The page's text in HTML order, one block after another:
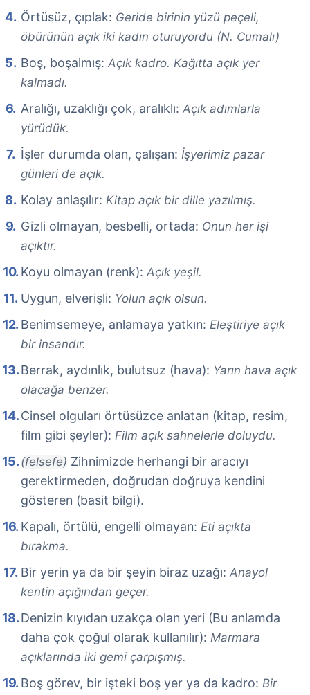
Örtüsüz, çıplak: Geride birinin yüzü peçeli,
öbürünün açık iki kadın oturuyordu (N. Cumalı)
Boş, boşalmış: Açık kadro. Kağıtta açık yer
kalmadı.
Aralığı, uzaklığı çok, aralıklı: Açık adımlarla
yürüdük.
İşler durumda olan, çalışan: İşyerimiz pazar
günleri de açık.
Kolay anlaşılır: Kitap açık bir dille yazılmış.
Gizli olmayan, besbelli, ortada: Onun her işi
açıktır.
Koyu olmayan (renk): Açık yeşil.
Uygun, elverişli: Yolun açık olsun.
Benimsemeye, anlamaya yatkın: Eleştiriye açık
bir insandır.
Berrak, aydınlık, bulutsuz (hava): Yarın hava açık
olacağa benzer.
Cinsel olguları örtüsüzce anlatan (kitap, resim,
film gibi şeyler): Film açık sahnelerle doluydu.
(felsefe) Zihnimizde herhangi bir aracıyı
gerektirmeden, doğrudan doğruya kendini
gösteren (basit bilgi).
Kapalı, örtülü, engelli olmayan: Eti açıkta
bırakma.
Bir yerin ya da bir şeyin biraz uzağı: Anayol
kentin açığından geçer.
Denizin kıyıdan uzakça olan yeri (Bu anlamda
daha çok çoğul olarak kullanılır): Marmara
açıklarında iki gemi çarpışmış.
Boş görev, bir işteki boş yer ya da kadro: Bir